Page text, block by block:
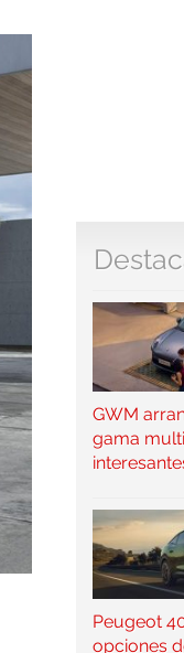
GWM
gama
Peugeot
opciones